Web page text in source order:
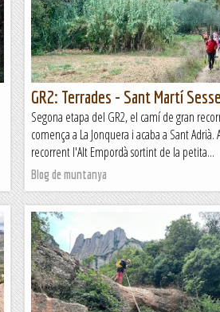
GR2: Terrades - Sant Martí
Segona etapa del GR2, el camí de gran
comença a La Jonquera i acaba a Sant
recorrent l'Alt Empordà sortint de la petita...
Blog de muntanya